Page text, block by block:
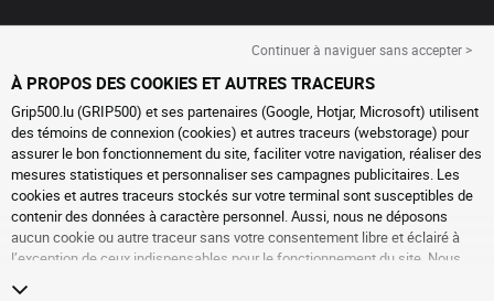
Continuer à naviguer sans accepter >
À PROPOS DES COOKIES ET AUTRES TRACEURS
Grip500.lu (GRIP500) et ses partenaires (Google, Hotjar, Microsoft) utilisent
des témoins de connexion (cookies) et autres traceurs (webstorage) pour
assurer le bon fonctionnement du site, faciliter votre navigation, réaliser des
mesures statistiques et personnaliser ses campagnes publicitaires. Les
cookies et autres traceurs stockés sur votre terminal sont susceptibles de
contenir des données à caractère personnel. Aussi, nous ne déposons
aucun cookie ou autre traceur sans votre consentement libre et éclairé à
l’exception de ceux indispensables pour le fonctionnement du site. Nous